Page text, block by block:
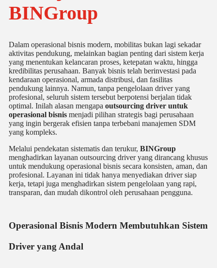
BINGroup
Dalam operasional bisnis modern, mobilitas bukan lagi sekadar
aktivitas pendukung, melainkan bagian penting dari sistem kerja
yang menentukan kelancaran proses, ketepatan waktu, hingga
kredibilitas perusahaan. Banyak bisnis telah berinvestasi pada
kendaraan operasional, armada distribusi, dan fasilitas
pendukung lainnya. Namun, tanpa pengelolaan driver yang
profesional, seluruh sistem tersebut berpotensi berjalan tidak
optimal. Inilah alasan mengapa outsourcing driver untuk
operasional bisnis menjadi pilihan strategis bagi perusahaan
yang ingin bergerak efisien tanpa terbebani manajemen SDM
yang kompleks.
Melalui pendekatan sistematis dan terukur, BINGroup
menghadirkan layanan outsourcing driver yang dirancang khusus
untuk mendukung operasional bisnis secara konsisten, aman, dan
profesional. Layanan ini tidak hanya menyediakan driver siap
kerja, tetapi juga menghadirkan sistem pengelolaan yang rapi,
transparan, dan mudah dikontrol oleh perusahaan pengguna.
Operasional Bisnis Modern Membutuhkan Sistem
Driver yang Andal